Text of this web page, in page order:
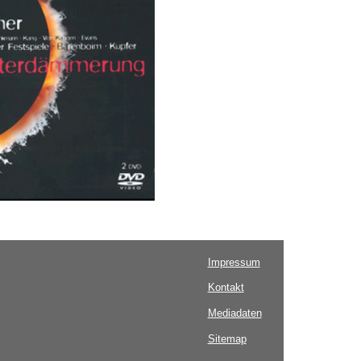
Impressum
Kontakt
Mediadaten
Sitemap